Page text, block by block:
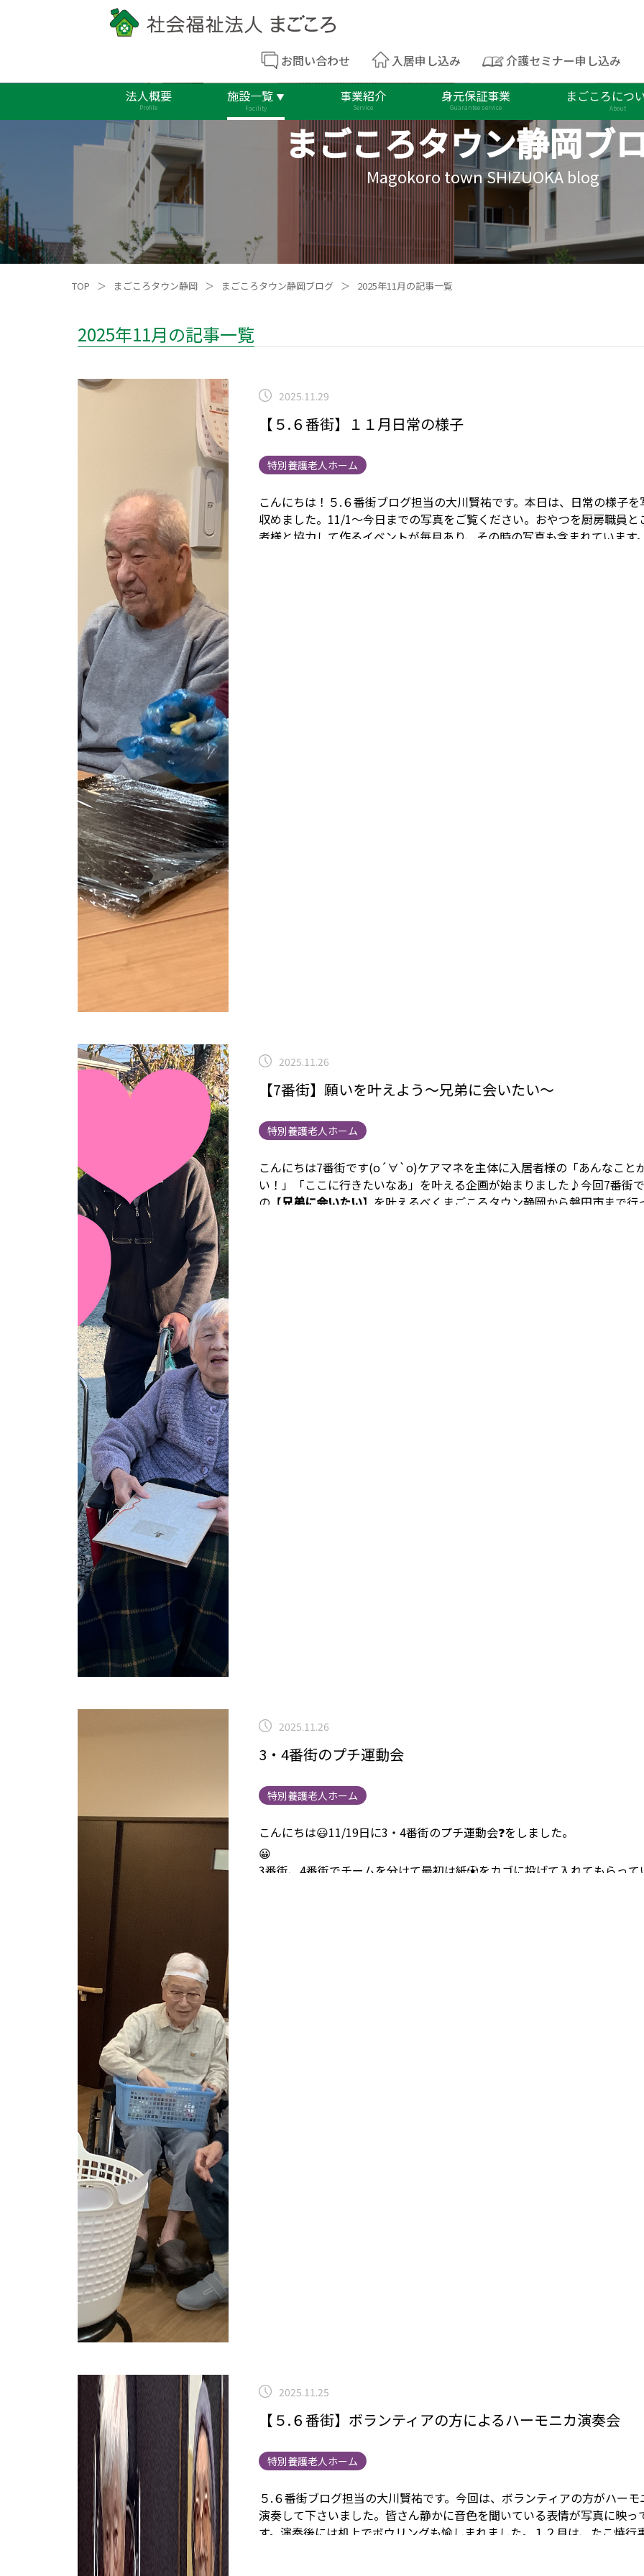
お問い合わせ 入居申し込み 介護セミナー申し込み
法人概要
Profile
施設一覧
Facility
事業紹介
Service
身元保証事業
Guarantee service
まごころにつ
About
まごころタウン静岡ブ
Magokoro town SHIZUOKA blog
TOP ＞ まごころタウン静岡 ＞ まごころタウン静岡ブログ ＞ 2025年11月の記事一覧
2025年11月の記事一覧
2025.11.29
【５.６番街】１１月日常の様子
特別養護老人ホーム
こんにちは！５.６番街ブログ担当の大川賢祐です。 本日は、日常の様子を
収めました。11/1～今日までの写真をご覧ください。 おやつを厨房職員と
者様と協力して作るイベントが毎月あり、その時の写真も含まれています。
2025.11.26
【7番街】願いを叶えよう〜兄弟に会いたい〜
特別養護老人ホーム
こんにちは7番街です(о´∀`о)ケアマネを主体に入居者様の 「あんなこと
い！」「ここに行きたいなあ」を叶える企画が始まりました♪今回7番街
の【兄弟に会いたい】を叶えるべく まごころタウン静岡から磐田市まで行
2025.11.26
3・4番街のプチ運動会
特別養護老人ホーム
こんにちは😃11/19日に3・4番街のプチ運動会❓をしました。
😀
3番街、4番街でチームを分けて最初は紙⚽️をカゴに投げて入れてもらって
2025.11.25
【５.６番街】ボランティアの方によるハーモニカ演奏会
特別養護老人ホーム
５.６番街ブログ担当の大川賢祐です。 今回は、ボランティアの方がハーモ
演奏して下さいました。 皆さん静かに音色を聞いている表情が写真に映っ
す。 演奏後には机上でボウリングも愉しまれました。
１２月は、たこ焼行